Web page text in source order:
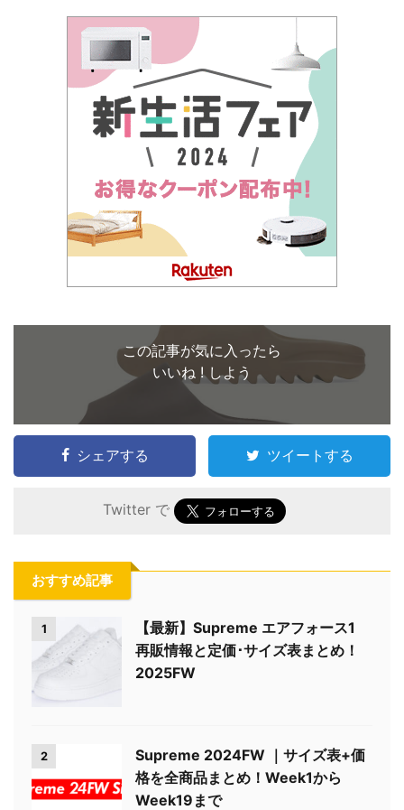
この記事が気に入ったら
いいね ! しよう
シェアする ツイートする
Twitter で
おすすめ記事
1
【最新】Supreme エアフォース1
再販情報と定価･サイズ表まとめ！
2025FW
2
Supreme 2024FW ｜サイズ表+価
格を全商品まとめ！Week1から
Week19まで